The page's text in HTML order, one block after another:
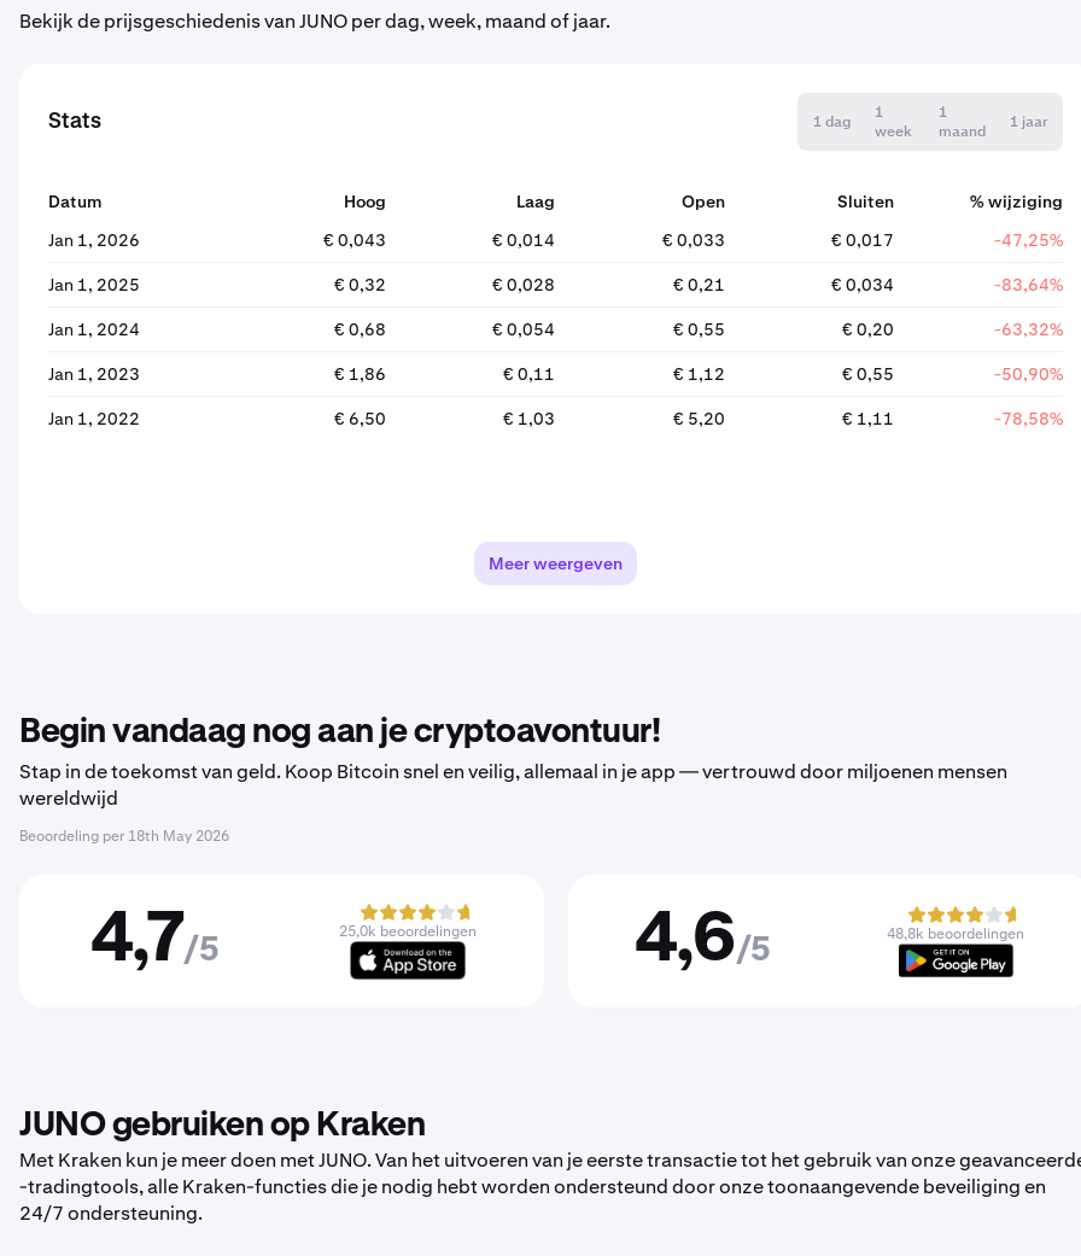
Bekijk de prijsgeschiedenis van JUNO per dag, week, maand of jaar.
Stats 1 dag
1
week
1
maand
1 jaar
Datum Hoog Laag Open Sluiten
% wijziging
Jan 1, 2026
€ 0,043 € 0,014 € 0,033 € 0,017 -47,25%
Jan 1, 2025 € 0,32 € 0,028 € 0,21 € 0,034 -83,64%
Jan 1, 2024 € 0,68 € 0,054 € 0,55 € 0,20 -63,32%
Jan 1, 2023 € 1,86 € 0,11 € 1,12 € 0,55 -50,90%
Jan 1, 2022 € 6,50 € 1,03 € 5,20 € 1,11 -78,58%
Meer weergeven
Begin vandaag nog aan je cryptoavontuur!
Stap in de toekomst van geld. Koop Bitcoin snel en veilig, allemaal in je app — vertrouwd door miljoenen mensen
wereldwijd
Beoordeling per 18th May 2026
4,7/5
25,0k beoordelingen 4,6/5
48,8k beoordelingen
JUNO gebruiken op Kraken
Met Kraken kun je meer doen met JUNO. Van het uitvoeren van je eerste transactie tot het gebruik van onze
-tradingtools, alle Kraken-functies die je nodig hebt worden ondersteund door onze toonaangevende beveiliging en
24/7 ondersteuning.